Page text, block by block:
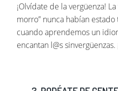
¡Olvídate de la vergüenza!
morro” nunca habían
cuando aprendemos un
encantan l@s sinvergüenzas.